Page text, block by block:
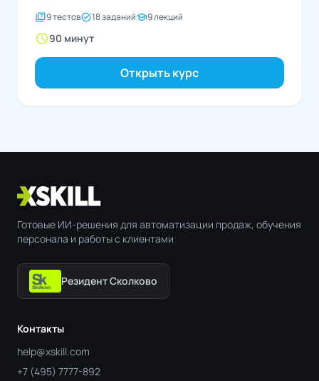
Изучение...
quiz9 тестовtask_alt18 заданийschool9 лекций
schedule90 минут
Открыть курс
Готовые ИИ-решения для автоматизации продаж, обучения
персонала и работы с клиентами
Резидент Сколково
Контакты
help@xskill.com
+7 (495) 7777-892